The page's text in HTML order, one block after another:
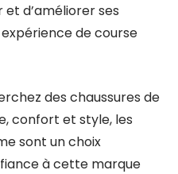
et d’améliorer ses
de course
des chaussures de
confort et style, les
sont un choix
à cette marque